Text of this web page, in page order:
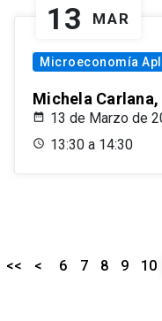
13 MAR
Microeconomía
Michela Carlana,
13 de Marzo de
13:30 a 14:30
<< < 6 7 8 9 10